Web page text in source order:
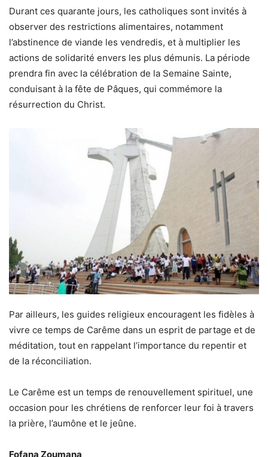
Durant ces quarante jours, les catholiques sont invités à
observer des restrictions alimentaires, notamment
l’abstinence de viande les vendredis, et à multiplier les
actions de solidarité envers les plus démunis. La période
prendra fin avec la célébration de la Semaine Sainte,
conduisant à la fête de Pâques, qui commémore la
résurrection du Christ.
Par ailleurs, les guides religieux encouragent les fidèles à
vivre ce temps de Carême dans un esprit de partage et de
méditation, tout en rappelant l’importance du repentir et
de la réconciliation.
Le Carême est un temps de renouvellement spirituel, une
occasion pour les chrétiens de renforcer leur foi à travers
la prière, l’aumône et le jeûne.
Fofana Zoumana